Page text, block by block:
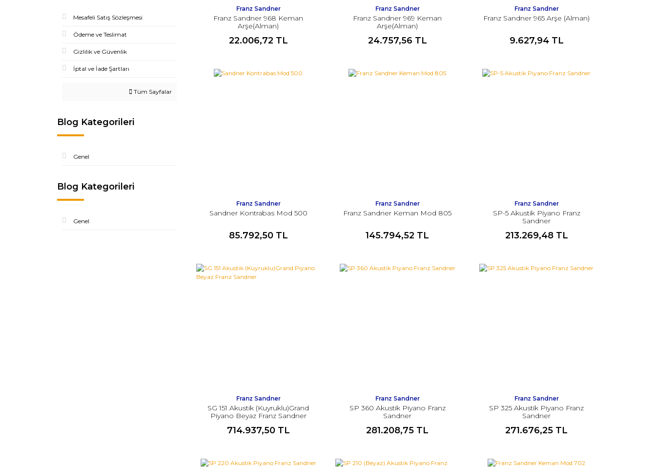
Mesafeli Satış Sözleşmesi
Ödeme ve Teslimat
Gizlilik ve Güvenlik
İptal ve İade Şartları
Tüm Sayfalar
Blog Kategorileri
Genel
Blog Kategorileri
Genel
Franz Sandner
Franz Sandner 968 Keman
Arşe(Alman)
22.006,72 TL
Franz Sandner
Franz Sandner 969 Keman
Arşe(Alman)
24.757,56 TL
Franz Sandner
Franz Sandner 965 Arşe (Alman)
9.627,94 TL
Franz Sandner
Sandner Kontrabas Mod 500
85.792,50 TL
Franz Sandner
Franz Sandner Keman Mod 805
145.794,52 TL
Franz Sandner
SP-5 Akustik Piyano Franz
Sandner
213.269,48 TL
Franz Sandner
SG 151 Akustik (Kuyruklu)Grand
Piyano Beyaz Franz Sandner
714.937,50 TL
Franz Sandner
SP 360 Akustik Piyano Franz
Sandner
281.208,75 TL
Franz Sandner
SP 325 Akustik Piyano Franz
Sandner
271.676,25 TL